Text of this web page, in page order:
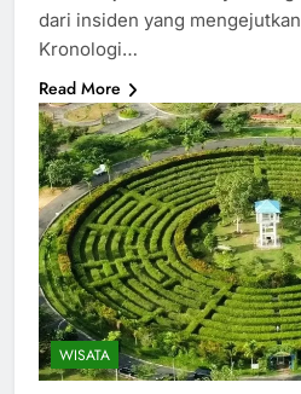
dari insiden yang
Kronologi…
Read More
WISATA